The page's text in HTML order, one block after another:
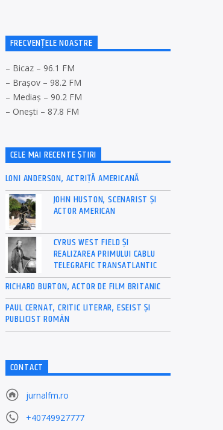
FRECVENȚELE NOASTRE
– Bicaz – 96.1 FM
– Brașov – 98.2 FM
– Mediaș – 90.2 FM
– Onești – 87.8 FM
CELE MAI RECENTE ȘTIRI
LONI ANDERSON, ACTRIȚĂ AMERICANĂ
JOHN HUSTON, SCENARIST ȘI
ACTOR AMERICAN
CYRUS WEST FIELD ȘI
REALIZAREA PRIMULUI CABLU
TELEGRAFIC TRANSATLANTIC
RICHARD BURTON, ACTOR DE FILM BRITANIC
PAUL CERNAT, CRITIC LITERAR, ESEIST ȘI
PUBLICIST ROMÂN
CONTACT
jurnalfm.ro
+40749927777